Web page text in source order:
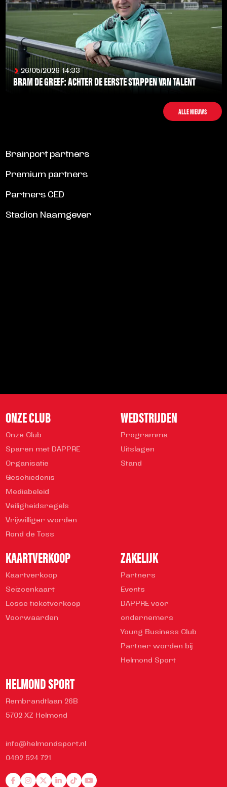
26/05/2026 14:33
BRAM DE GREEF: ACHTER DE EERSTE STAPPEN VAN TALENT
LEES MEER
ALLE NIEUWS
Brainport partners
Premium partners
Partners CED
Stadion Naamgever
ONZE CLUB
Onze Club
Sparen met DAPPRE
Organisatie
Geschiedenis
Mediabeleid
Veiligheidsregels
Vrijwilliger worden
Rond de Toss
WEDSTRIJDEN
Programma
Uitslagen
Stand
KAARTVERKOOP
Kaartverkoop
Seizoenkaart
Losse ticketverkoop
Voorwaarden
ZAKELIJK
Partners
Events
DAPPRE voor
ondernemers
Young Business Club
Partner worden bij
Helmond Sport
HELMOND SPORT
Rembrandtlaan 26B
5702 XZ Helmond
info@helmondsport.nl
0492 524 721